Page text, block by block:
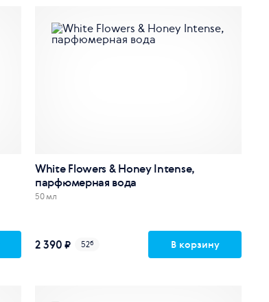
White Flowers & Honey Intense,
парфюмерная вода
50 мл
2 390 ₽ 52б В корзину